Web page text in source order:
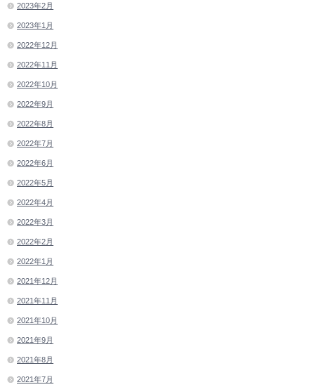
2023年2月
2023年1月
2022年12月
2022年11月
2022年10月
2022年9月
2022年8月
2022年7月
2022年6月
2022年5月
2022年4月
2022年3月
2022年2月
2022年1月
2021年12月
2021年11月
2021年10月
2021年9月
2021年8月
2021年7月